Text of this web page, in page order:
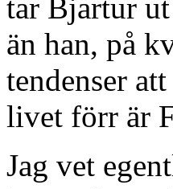
tar Bjartur
än han, på
tendenser
livet förr är
Jag vet